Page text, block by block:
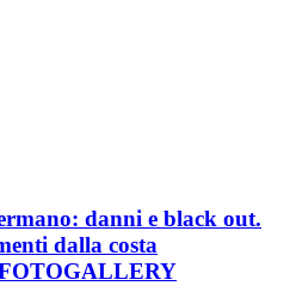
danni e black out.
dalla costa